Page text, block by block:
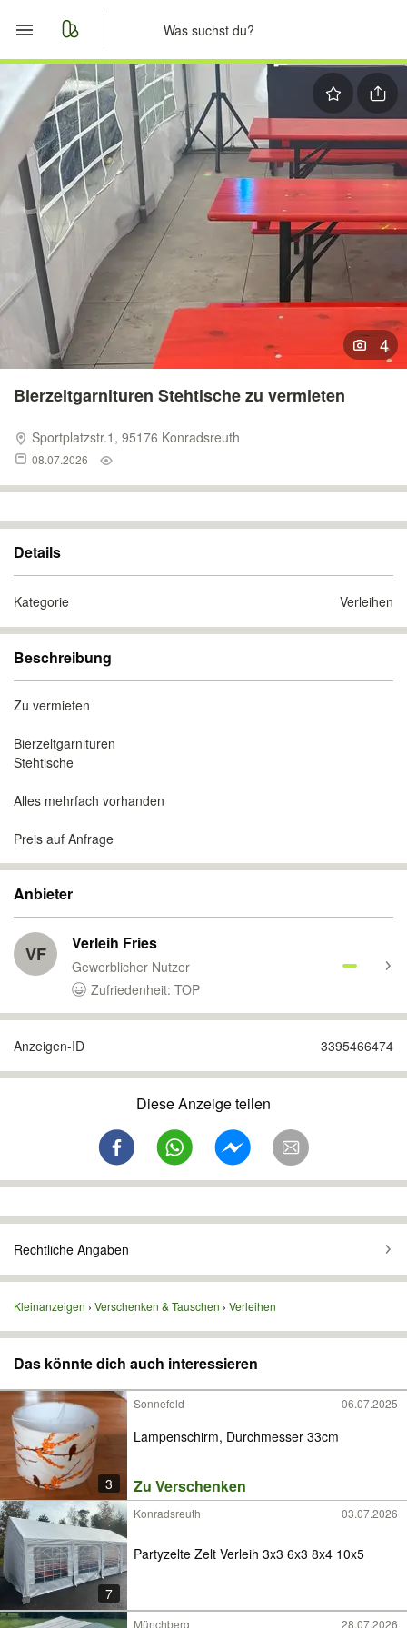
Start
Merkliste
Nachrichten
Anzeige aufgeben
4
Bierzeltgarnituren Stehtische zu vermieten
Sportplatzstr.1, 95176 Konradsreuth
08.07.2026
Details
Kategorie Verleihen
Beschreibung
Zu vermieten
Bierzeltgarnituren
Stehtische
Alles mehrfach vorhanden
Preis auf Anfrage
Anbieter
VF Verleih Fries
Gewerblicher Nutzer
Zufriedenheit: TOP
Anzeigen-ID 3395466474
Diese Anzeige teilen
Rechtliche Angaben
Kleinanzeigen Verschenken & Tauschen Verleihen
Das könnte dich auch interessieren
3
Sonnefeld 06.07.2025
Lampenschirm, Durchmesser 33cm
Zu Verschenken
7
Konradsreuth 03.07.2026
Partyzelte Zelt Verleih 3x3 6x3 8x4 10x5
Münchberg 28.07.2026